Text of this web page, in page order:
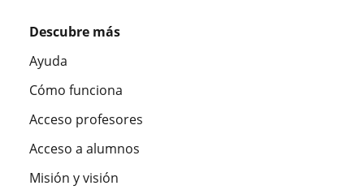
Descubre más
Ayuda
Cómo funciona
Acceso profesores
Acceso a alumnos
Misión y visión